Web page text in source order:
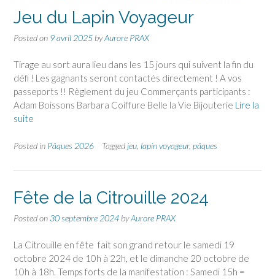
Jeu du Lapin Voyageur
Posted on 9 avril 2025 byAurore PRAX
Tirage au sort aura lieu dans les 15 jours qui suivent la fin du
défi ! Les gagnants seront contactés directement ! A vos
passeports !! Règlement du jeu Commerçants participants :
Adam Boissons Barbara Coiffure Belle la Vie Bijouterie Lire la
suite
Posted in Pâques 2026 Tagged jeu lapin voyageur, pâques
Fête de la Citrouille 2024
Posted on 30 septembre 2024 byAurore PRAX
La Citrouille en fête fait son grand retour le samedi 19
octobre 2024 de 10h à 22h, et le dimanche 20 octobre de
10h à 18h. Temps forts de la manifestation : Samedi 15h =